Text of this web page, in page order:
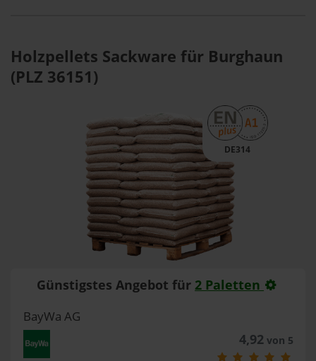
Holzpellets Sackware für Burghaun
(PLZ 36151)
DE314
Günstigstes Angebot für 2 Paletten
BayWa AG
4,92von 5